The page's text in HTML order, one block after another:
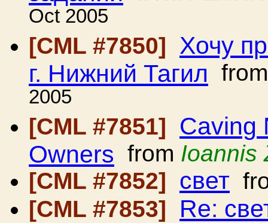
Oct 2005
[CML #7850]
Хочу
г. Нижний Тагил
2005
[CML #7851]
Caving
Owners from Ioannis
[CML #7852] свет
[CML #7853]
Re: